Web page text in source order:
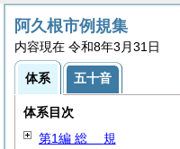
阿久根市例規集
内容現在 令和8年3月31日
体系 五十音
体系目次
第1編 総 規